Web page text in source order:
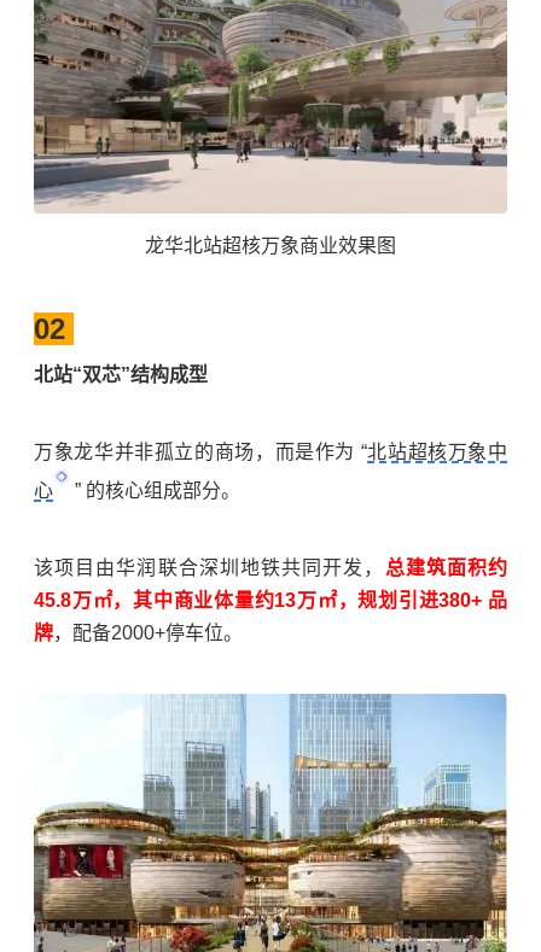
龙华北站超核万象商业效果图
02
北站“双芯”结构成型
万象龙华并非孤立的商场，而是作为 “北站超核万象中
心
” 的核心组成部分。
该项目由华润联合深圳地铁共同开发， 总建筑面积约
45.8万㎡，其中商业体量约13万㎡，规划引进380+ 品
牌，配备2000+停车位。